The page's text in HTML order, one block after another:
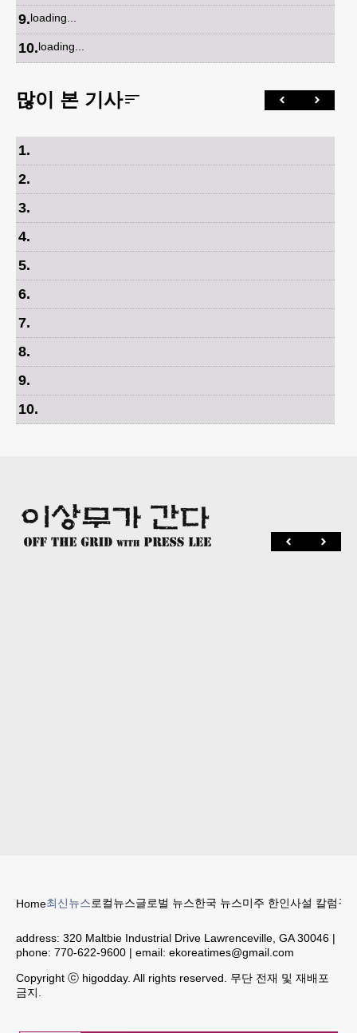
9.loading...
10.loading...
많이 본 기사
1.
2.
3.
4.
5.
6.
7.
8.
9.
10.
Home최신뉴스로컬뉴스글로벌 뉴스한국 뉴스미주 한인사설 칼럼구
address: 320 Maltbie Industrial Drive Lawrenceville, GA 30046 |
phone: 770-622-9600 | email: ekoreatimes@gmail.com
Copyright ⓒ higodday. All rights reserved. 무단 전재 및 재배포
금지.